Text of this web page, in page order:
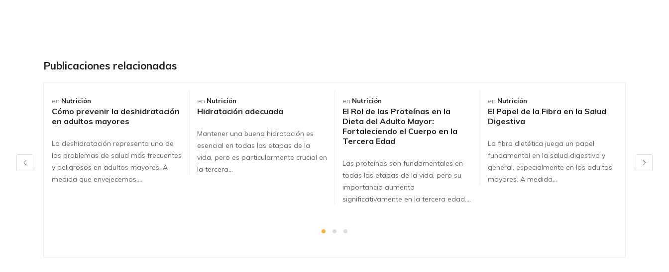
Publicaciones relacionadas
en Nutrición
Cómo prevenir la deshidratación
en adultos mayores
La deshidratación representa uno de
los problemas de salud más frecuentes
y peligrosos en adultos mayores. A
medida que envejecemos,…
en Nutrición
Hidratación adecuada
Mantener una buena hidratación es
esencial en todas las etapas de la
vida, pero es particularmente crucial en
la tercera…
en Nutrición
El Rol de las Proteínas en la
Dieta del Adulto Mayor:
Fortaleciendo el Cuerpo en la
Tercera Edad
Las proteínas son fundamentales en
todas las etapas de la vida, pero su
importancia aumenta
significativamente en la tercera edad.…
en Nutrición
El Papel de la Fibra en la Salud
Digestiva
La fibra dietética juega un papel
fundamental en la salud digestiva y
general, especialmente en los adultos
mayores. A medida…
salud en
pero se